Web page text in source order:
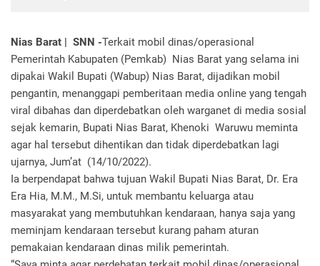
Nias Barat | SNN -Terkait mobil dinas/operasional
Pemerintah Kabupaten (Pemkab) Nias Barat yang selama ini
dipakai Wakil Bupati (Wabup) Nias Barat, dijadikan mobil
pengantin, menanggapi pemberitaan media online yang tengah
viral dibahas dan diperdebatkan oleh warganet di media sosial
sejak kemarin, Bupati Nias Barat, Khenoki Waruwu meminta
agar hal tersebut dihentikan dan tidak diperdebatkan lagi
ujarnya, Jum’at (14/10/2022).
Ia berpendapat bahwa tujuan Wakil Bupati Nias Barat, Dr. Era
Era Hia, M.M., M.Si, untuk membantu keluarga atau
masyarakat yang membutuhkan kendaraan, hanya saja yang
meminjam kendaraan tersebut kurang paham aturan
pemakaian kendaraan dinas milik pemerintah.